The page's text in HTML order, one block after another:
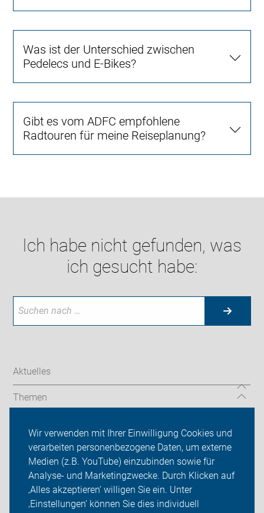
Wir verwenden mit Ihrer Einwilligung Cookies und
verarbeiten personenbezogene Daten, um externe
Medien (z.B. YouTube) einzubinden sowie für
Analyse- und Marketingzwecke. Durch Klicken auf
‚Alles akzeptieren‘ willigen Sie ein. Unter
‚Einstellungen‘ können Sie dies individuell
Was ist der Unterschied zwischen
Pedelecs und E-Bikes?
Gibt es vom ADFC empfohlene
Radtouren für meine Reiseplanung?
Ich habe nicht gefunden, was
ich gesucht habe:
Aktuelles
Themen
Service-Angebote
ADFC Regensburg
Sei dabei